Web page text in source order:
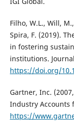
Filho, W.L., Will,
Spira, F. (2019).
in fostering
institutions.
https://doi.org/
Gartner, Inc.
Industry Accounts
https://